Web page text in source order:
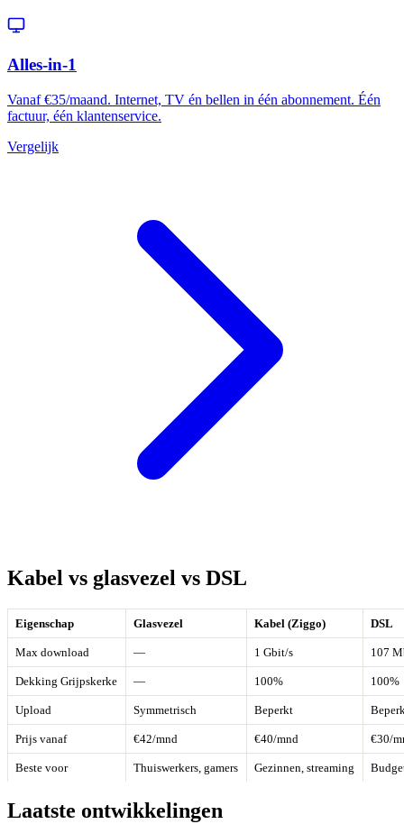
Alles-in-1
Vanaf €35/maand. Internet, TV én bellen in één abonnement. Één
factuur, één klantenservice.
Vergelijk
Kabel vs glasvezel vs DSL
Eigenschap Glasvezel Kabel (Ziggo) DSL
Max download — 1 Gbit/s 107
Dekking Grijpskerke — 100% 100%
Upload Symmetrisch Beperkt
Prijs vanaf €42/mnd €40/mnd €30/
Beste voor Thuiswerkers, gamers Gezinnen, streaming
Laatste ontwikkelingen